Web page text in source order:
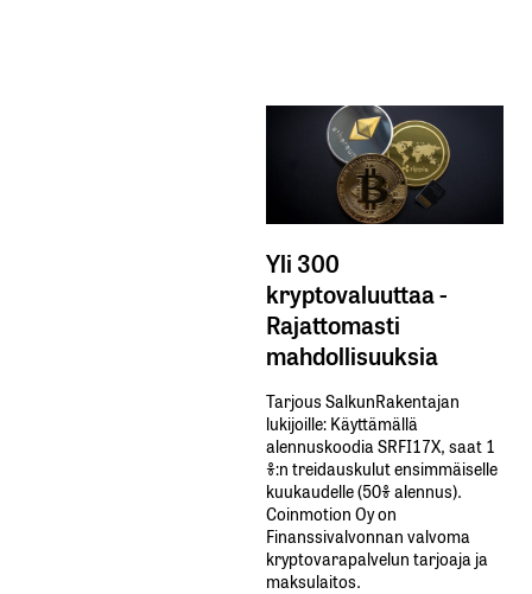
Yli 300
kryptovaluuttaa -
Rajattomasti
mahdollisuuksia
Tarjous SalkunRakentajan
lukijoille: Käyttämällä​ ​
alennuskoodia​ ​SRFI17X,​ ​saat​ ​1
%:n treidauskulut​ ​ensimmäiselle​ ​
kuukaudelle​ ​(50%​ ​alennus).
Coinmotion Oy on
Finanssivalvonnan valvoma
kryptovarapalvelun tarjoaja ja
maksulaitos.